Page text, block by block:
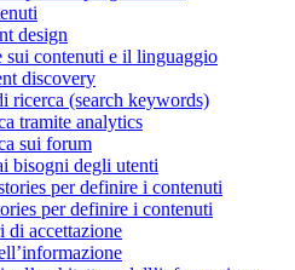
design
sui contenuti e il linguaggio
discovery
ricerca (search keywords)
tramite analytics
sui forum
bisogni degli utenti
per definire i contenuti
per definire i contenuti
di accettazione